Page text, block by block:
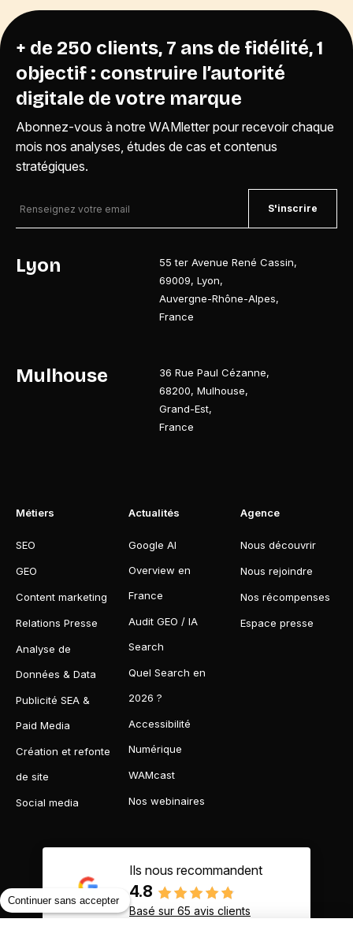
+ de 250 clients, 7 ans de fidélité, 1
objectif : construire l’autorité
digitale de votre marque
Abonnez-vous à notre WAMletter pour recevoir chaque
mois nos analyses, études de cas et contenus
stratégiques.
S'inscrire
Lyon 55 ter Avenue René Cassin,
69009,Lyon,
Auvergne-Rhône-Alpes,
France
Mulhouse 36 Rue Paul Cézanne,
68200,Mulhouse,
Grand-Est,
France
Métiers
SEO
GEO
Content marketing
Relations Presse
Analyse de
Données & Data
Publicité SEA &
Paid Media
Création et refonte
de site
Social media
Actualités
Google AI
Overview en
France
Audit GEO / IA
Search
Quel Search en
2026 ?
Accessibilité
Numérique
WAMcast
Nos webinaires
Agence
Nous découvrir
Nous rejoindre
Nos récompenses
Espace presse
Ils nous recommandent
4.8
Basé sur 65 avis clients
Continuer sans accepter